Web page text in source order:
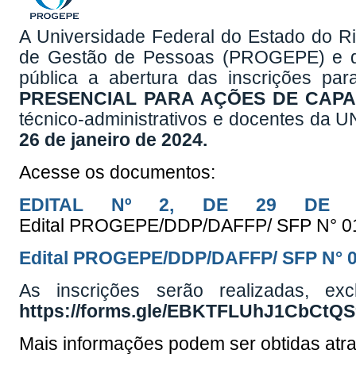
A Universidade Federal do Estado do
de Gestão de Pessoas (PROGEPE) e
pública a abertura das inscrições
PRESENCIAL PARA AÇÕES DE
técnico-administrativos e docentes da
26 de janeiro de 2024.
Acesse os documentos:
EDITAL Nº 2, DE 29 DE
Edital PROGEPE/DDP/DAFFP/ SFP N°
Edital PROGEPE/DDP/DAFFP/ SFP N°
As inscrições serão realizadas,
https://forms.gle/
Mais informações podem ser obtidas